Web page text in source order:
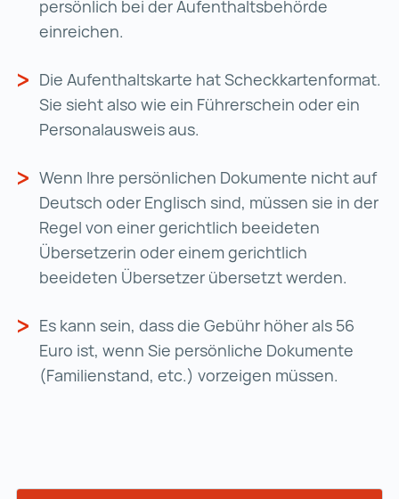
persönlich bei der Aufenthaltsbehörde
einreichen.
Die Aufenthaltskarte hat Scheckkartenformat.
Sie sieht also wie ein Führerschein oder ein
Personalausweis aus.
Wenn Ihre persönlichen Dokumente nicht auf
Deutsch oder Englisch sind, müssen sie in der
Regel von einer gerichtlich beeideten
Übersetzerin oder einem gerichtlich
beeideten Übersetzer übersetzt werden.
Es kann sein, dass die Gebühr höher als 56
Euro ist, wenn Sie persönliche Dokumente
(Familienstand, etc.) vorzeigen müssen.